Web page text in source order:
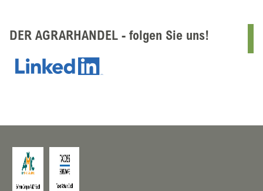
DER AGRARHANDEL - folgen Sie uns!